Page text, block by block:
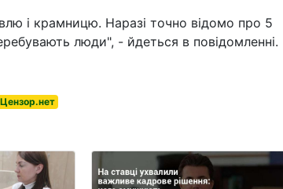
і крамницю. Наразі точно відомо про 5
люди", - йдеться в повідомленні.
Цензор.нет